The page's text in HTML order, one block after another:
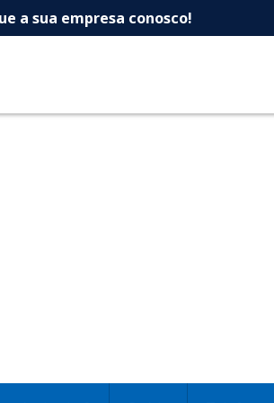
a sua empresa conosco!